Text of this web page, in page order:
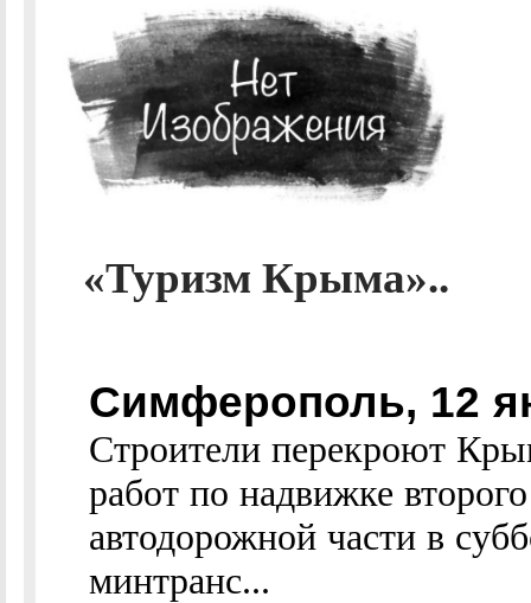
«Туризм Крыма»..
Симферополь, 12
Строители перекроют
работ по надвижке
автодорожной части в
минтранс...